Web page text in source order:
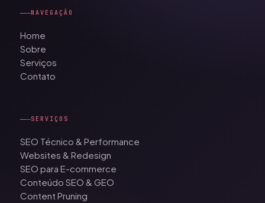
NAVEGAÇÃO
Home
Sobre
Serviços
Contato
SERVIÇOS
SEO Técnico & Performance
Websites & Redesign
SEO para E-commerce
Conteúdo SEO & GEO
Content Pruning